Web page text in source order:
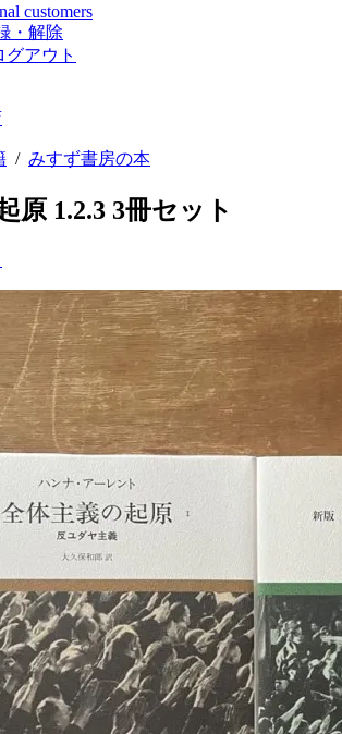
customers
・解除
グアウト
/ みすず書房の本
原 1.2.3 3冊セット